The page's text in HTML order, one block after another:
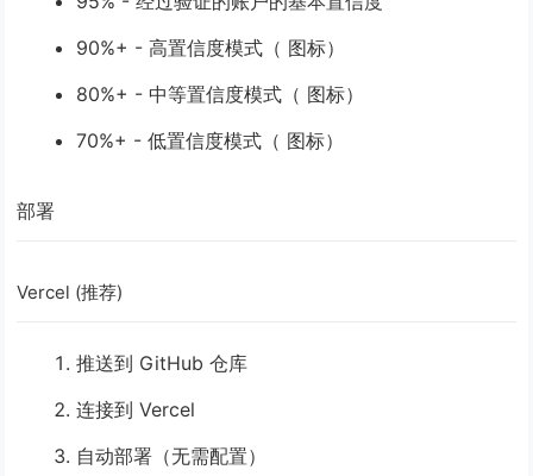
90%+ - 高置信度模式（ 图标）
80%+ - 中等置信度模式（ 图标）
70%+ - 低置信度模式（ 图标）
部署
Vercel (推荐)
推送到 GitHub 仓库
连接到 Vercel
自动部署（无需配置）